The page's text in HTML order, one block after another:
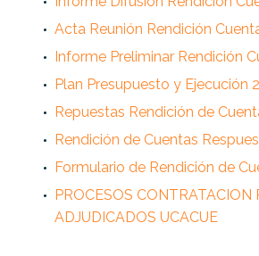
Acta Reunión Rendición
Informe Preliminar Rendición
Plan Presupuesto y Ejecución
Repuestas Rendición de
Rendición de Cuentas
Formulario de Rendición de
PROCESOS CONTRATACION
ADJUDICADOS UCACUE